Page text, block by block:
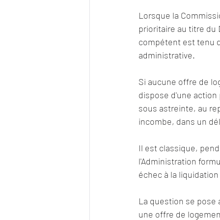
Lorsque la
prioritaire au titre du
compétent est tenu
administrative.
Si aucune offre de
dispose d'une
sous astreinte, au
incombe, dans un
Il est classique,
l'Administration
échec à la
La question se pose
une offre de